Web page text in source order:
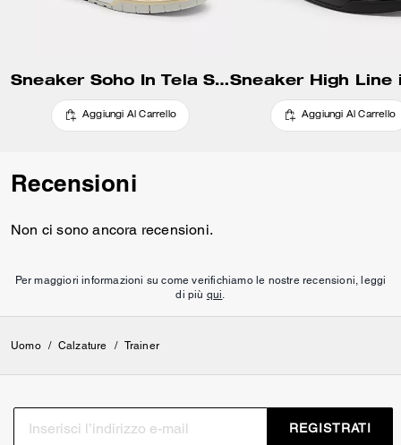
terreno e portando a un
a ridurre il nostro impatto sul
Sneaker Soho In Tela Signature Mista
Aggiungi Al Carrello Aggiungi Al Carrello
Recensioni
Non ci sono ancora recensioni.
Per maggiori informazioni su come verifichiamo le nostre recensioni, leggi
di più qui
Uomo / Calzature / Trainer
REGISTRATI